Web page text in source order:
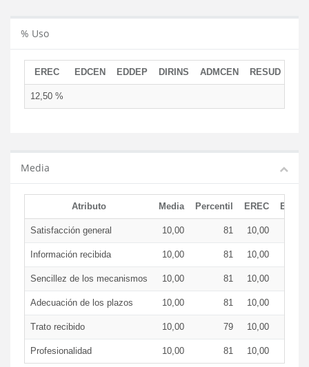
% Uso
EREC EDCEN EDDEP DIRINS ADMCEN RESUD
12,50 %
Media
Atributo Media Percentil EREC
Satisfacción general 10,00 81 10,00
Información recibida 10,00 81 10,00
Sencillez de los mecanismos 10,00 81 10,00
Adecuación de los plazos 10,00 81 10,00
Trato recibido 10,00 79 10,00
Profesionalidad 10,00 81 10,00